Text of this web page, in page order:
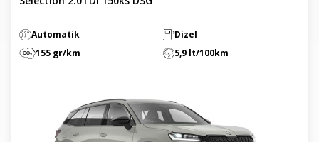
Automatik
Dizel
155 gr/km
5,9 lt/100km